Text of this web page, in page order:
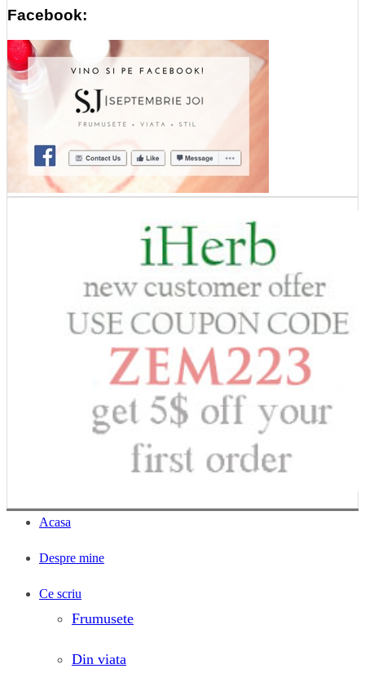
Facebook:
Acasa
Despre mine
Ce scriu
Frumusete
Din viata